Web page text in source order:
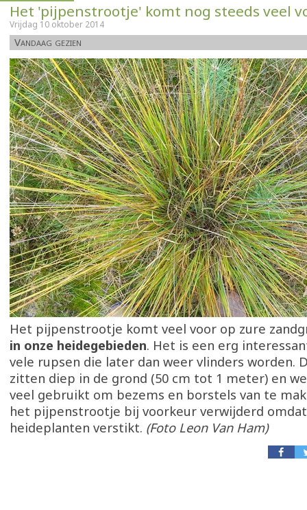
Het 'pijpenstrootje' komt nog steeds veel
Vrijdag 10 oktober 2014
Vandaag gezien
Het pijpenstrootje komt veel voor op zure
in onze heidegebieden. Het is een erg
vele rupsen die later dan weer vlinders worden.
zitten diep in de grond (50 cm tot 1 meter) en
veel gebruikt om bezems en borstels van te
het pijpenstrootje bij voorkeur verwijderd
heideplanten verstikt. (Foto Leon Van Ham)